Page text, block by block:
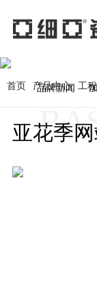
首页 产品中心 工
品牌新闻
亚花季